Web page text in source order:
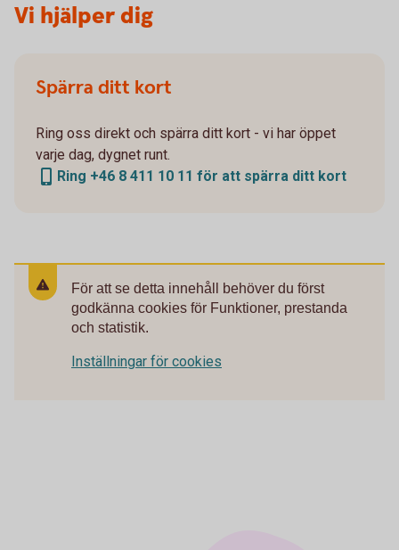
Vi hjälper dig
Spärra ditt kort
Ring oss direkt och spärra ditt kort - vi har öppet
varje dag, dygnet runt.
Ring +46 8 411 10 11 för att spärra ditt kort
För att se detta innehåll behöver du först
godkänna cookies för Funktioner, prestanda
och statistik.
Inställningar för cookies